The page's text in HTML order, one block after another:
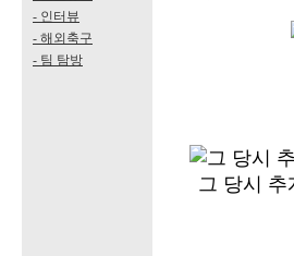
- 인터뷰
- 해외축구
- 팀 탐방
그 당시